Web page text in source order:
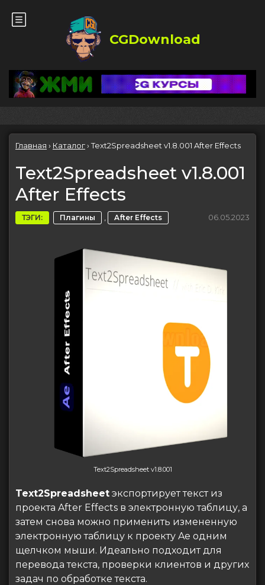
CGDownload
Главная › Каталог›Text2Spreadsheet v1.8.001 After Effects
Text2Spreadsheet v1.8.001
After Effects
ТЭГИ: Плагины , After Effects 06.05.2023
Text2Spreadsheet v1.8.001
Text2Spreadsheet экспортирует текст из
проекта After Effects в электронную таблицу, а
затем снова можно применить измененную
электронную таблицу к проекту Ae одним
щелчком мыши. Идеально подходит для
перевода текста, проверки клиентов и других
задач по обработке текста.